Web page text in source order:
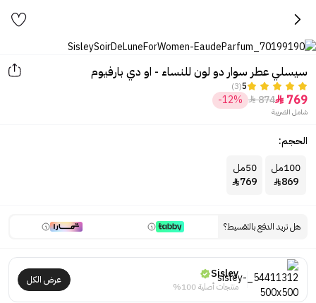
سيسلي عطر سوار دو لون للنساء - او دي بارفيوم
5
(3)
769

874

-12%
شامل الضريبة
الحجم:
100مل
869

50مل
769

هل تريد الدفع بالتقسيط؟
Sisley
منتجات أصلية 100%
عرض الكل